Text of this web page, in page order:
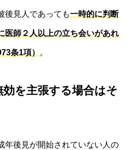
後見人であっても一時的に判断
医師２人以上の立ち会いがあれ
条1項）。
効を主張する場合はそ
後見が開始されていない人の